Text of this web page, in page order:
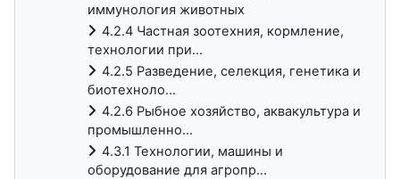
иммунология животных
4.2.4 Частная зоотехния, кормление,
технологии при...
4.2.5 Разведение, селекция, генетика и
биотехноло...
4.2.6 Рыбное хозяйство, аквакультура и
промышленно...
4.3.1 Технологии, машины и
оборудование для агропр...